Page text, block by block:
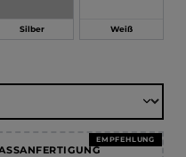
Silber Weiß
EMPFEHLUNG